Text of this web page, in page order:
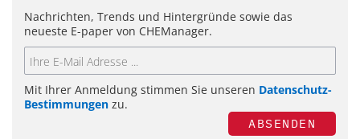
Nachrichten, Trends und Hintergründe sowie das
neueste E-paper von CHEManager.
Mit Ihrer Anmeldung stimmen Sie unseren Datenschutz-
Bestimmungen zu.
ABSENDEN